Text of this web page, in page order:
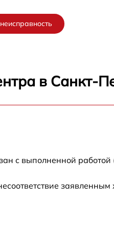
мин
в Санкт-
с выполненной